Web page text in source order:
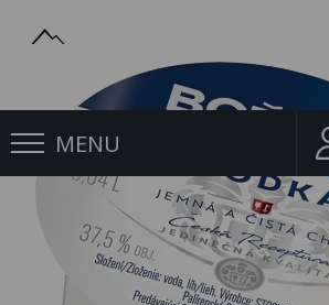
MENU
Panák 0,04l Vodka 37,5% Božkov